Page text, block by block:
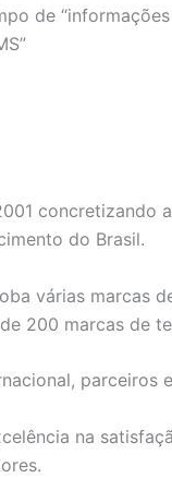
de
do Brasil.
várias marcas
200 marcas de
parceiros
na